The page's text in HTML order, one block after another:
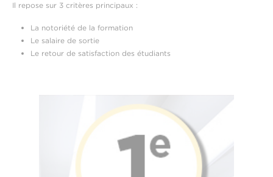
Il repose sur 3 critères principaux :
La notoriété de la formation
Le salaire de sortie
Le retour de satisfaction des étudiants